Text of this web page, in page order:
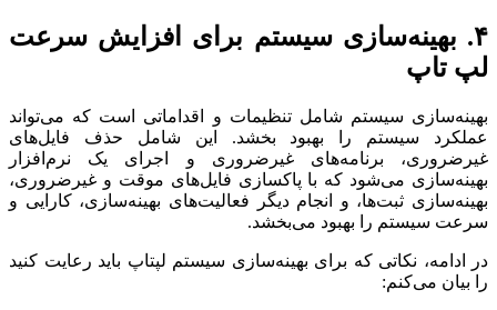
۴. بهینه‌سازی سیستم برای افزایش سرعت
لپ تاپ
بهینه‌سازی سیستم شامل تنظیمات و اقداماتی است که می‌تواند
عملکرد سیستم را بهبود بخشد. این شامل حذف فایل‌های
غیرضروری، برنامه‌های غیرضروری و اجرای یک نرم‌افزار
بهینه‌سازی می‌شود که با پاکسازی فایل‌های موقت و غیرضروری،
بهینه‌سازی ثبت‌ها، و انجام دیگر فعالیت‌های بهینه‌سازی، کارایی و
سرعت سیستم را بهبود می‌بخشد.
در ادامه، نکاتی که برای بهینه‌سازی سیستم لپتاپ باید رعایت کنید
را بیان می‌کنم: